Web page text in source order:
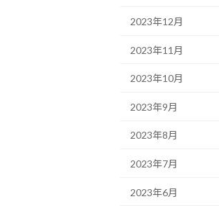
2023年12月
2023年11月
2023年10月
2023年9月
2023年8月
2023年7月
2023年6月